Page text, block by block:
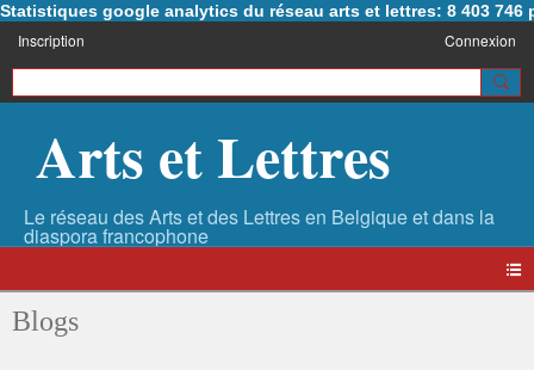
Statistiques google analytics du réseau arts et lettres: 8 403 746
Inscription Connexion
Arts et Lettres
Blogs